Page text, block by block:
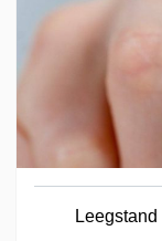
Leegstand